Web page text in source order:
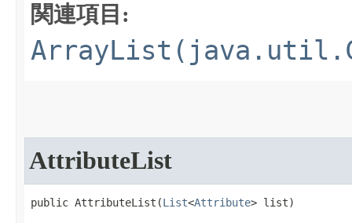
関連項目:
AttributeList
public AttributeList​(List<Attribute> list)